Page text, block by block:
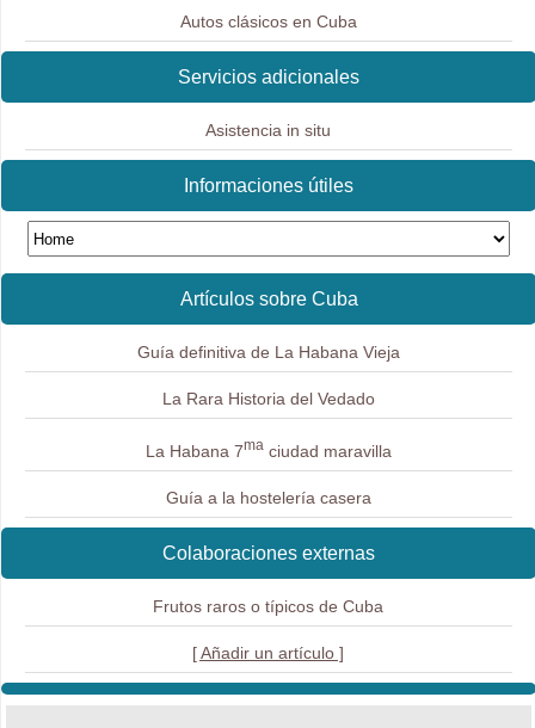
Autos clásicos en Cuba
Servicios adicionales
Asistencia in situ
Informaciones útiles
Artículos sobre Cuba
Guía definitiva de La Habana Vieja
La Rara Historia del Vedado
La Habana 7maciudad maravilla
Guía a la hostelería casera
Colaboraciones externas
Frutos raros o típicos de Cuba
[ Añadir un artículo ]